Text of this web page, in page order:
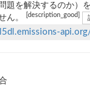
題を解決するのか）
ん。
[description_good]